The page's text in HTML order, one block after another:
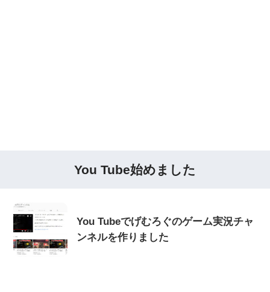
You Tube始めました
You Tubeでげむろぐのゲーム実況チャ
ンネルを作りました